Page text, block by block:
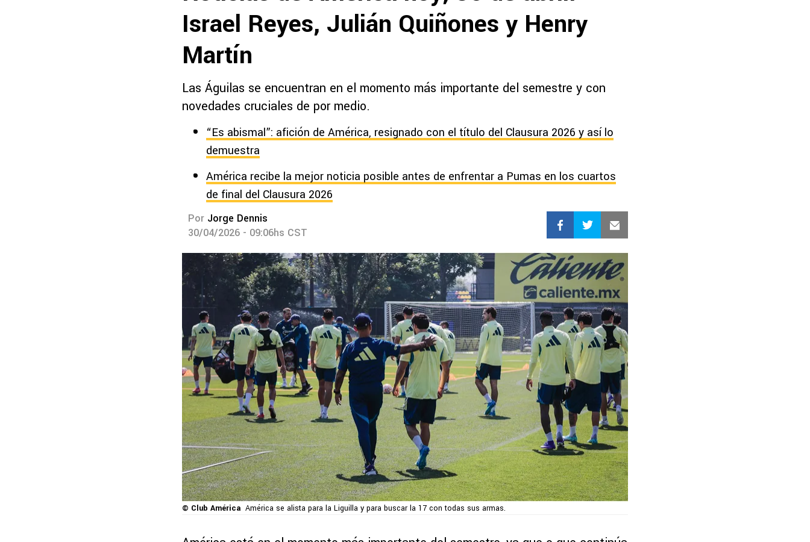
Israel Reyes, Julián Quiñones y Henry
Martín
Las Águilas se encuentran en el momento más importante del semestre y con
novedades cruciales de por medio.
“Es abismal”: afición de América, resignado con el título del Clausura 2026 y así lo
demuestra
América recibe la mejor noticia posible antes de enfrentar a Pumas en los cuartos
de final del Clausura 2026
Por Jorge Dennis
30/04/2026 - 09:06hs CST
© Club América América se alista para la Liguilla y para buscar la 17 con todas sus armas.